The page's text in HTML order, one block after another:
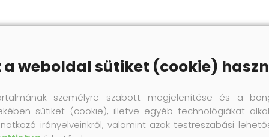
Termék értékelés
a weboldal sütiket (cookie)
személyre szabott megjelenítése és a
sütiket (cookie), illetve egyéb technológiákat
irányelveinkről, valamint azok testreszabási